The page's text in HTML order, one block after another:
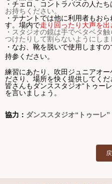
・チェロ、コントラバスの人たち
お持ちください。
・テナントでは他に利用者もお
す。場内で走り回ったり大声を出
・スタジオの鏡は手でベタベタ
つけたりして割らないようにしま
・なお、靴を脱いで使用します
持参ください。
練習にあたり、吹田ジュニアオ
ださり、場所を快く提供してくだ
皆さんもダンススタジオ“トゥー
を言いましょう。
協力： ダンススタジオ“トゥーレ”